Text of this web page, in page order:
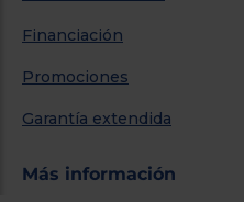
Financiación
Promociones
Garantía extendida
Más información